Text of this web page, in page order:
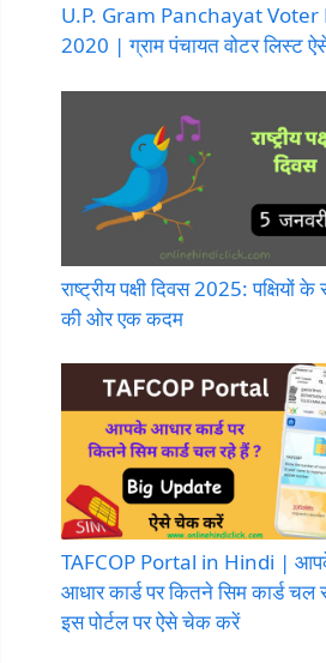
U.P. Gram Panchayat Voter
2020 | ग्राम पंचायत वोटर लिस्ट
राष्ट्रीय पक्षी दिवस 2025: पक्षियों के
की ओर एक कदम
TAFCOP Portal in Hindi |
आधार कार्ड पर कितने सिम कार्ड चल
इस पोर्टल पर ऐसे चेक करें